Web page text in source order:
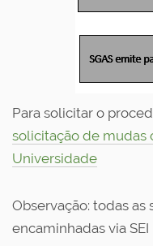
Para solicitar o
solicitação de mudas
Universidade
Observação: todas
encaminhadas via SEI